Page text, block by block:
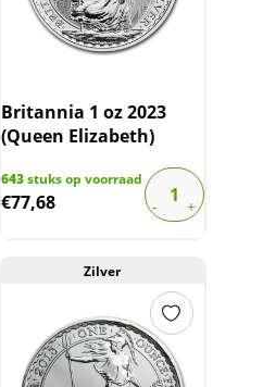
Britannia 1 oz 2023
(Queen Elizabeth)
643stuks op voorraad
€77,68
Zilver